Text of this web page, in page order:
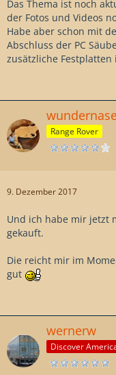
Das Thema ist noch
der Fotos und Videos
Habe aber schon mit
Abschluss der PC
zusätzliche Festplatten
Range Rover
9. Dezember 2017
Und ich habe mir jetzt
gekauft.
Die reicht mir im
gut
wernerw